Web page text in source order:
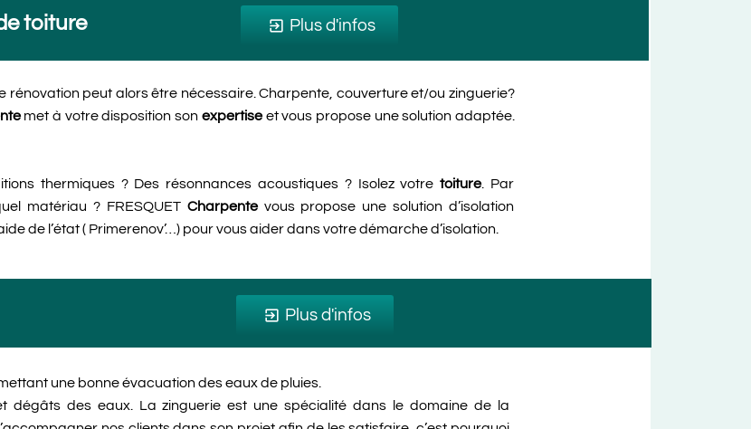
exit_to_app Plus d'infos
toiture
rénovation peut alors être nécessaire. Charpente, couverture et/ou zinguerie?
met à votre disposition son expertiseet vous propose une solution adaptée.
thermiques ? Des résonnances acoustiques ? Isolez votretoiture. Par
matériau ? FRESQUET Charpente vous propose une solution d’isolation
de l’état ( Primerenov’…) pour vous aider dans votre démarche d’isolation.
exit_to_app Plus d'infos
une bonne évacuation des eaux de pluies.
dégâts des eaux. La zinguerie est une spécialité dans le domaine de la